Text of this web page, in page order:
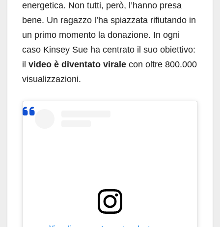
energetica. Non tutti, però, l’hanno presa
bene. Un ragazzo l’ha spiazzata rifiutando in
un primo momento la donazione. In ogni
caso Kinsey Sue ha centrato il suo obiettivo:
il video è diventato virale con oltre 800.000
visualizzazioni.